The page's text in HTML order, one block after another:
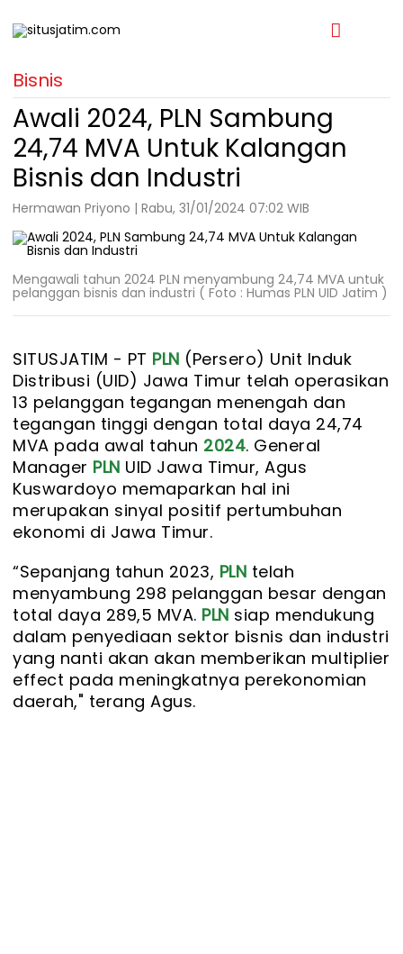
Bisnis
Awali 2024, PLN Sambung
24,74 MVA Untuk Kalangan
Bisnis dan Industri
Hermawan Priyono | Rabu, 31/01/2024 07:02 WIB
Mengawali tahun 2024 PLN menyambung 24,74 MVA untuk
pelanggan bisnis dan industri ( Foto : Humas PLN UID Jatim )
SITUSJATIM - PT PLN (Persero) Unit Induk
Distribusi (UID) Jawa Timur telah operasikan
13 pelanggan tegangan menengah dan
tegangan tinggi dengan total daya 24,74
MVA pada awal tahun 2024. General
Manager PLN UID Jawa Timur, Agus
Kuswardoyo memaparkan hal ini
merupakan sinyal positif pertumbuhan
ekonomi di Jawa Timur.
“Sepanjang tahun 2023, PLN telah
menyambung 298 pelanggan besar dengan
total daya 289,5 MVA. PLN siap mendukung
dalam penyediaan sektor bisnis dan industri
yang nanti akan akan memberikan multiplier
effect pada meningkatnya perekonomian
daerah," terang Agus.